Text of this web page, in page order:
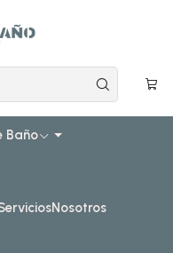
Baño
Nosotros
al piso doble
de 180 cm
para lavamanos de
1838-DP / Blanco